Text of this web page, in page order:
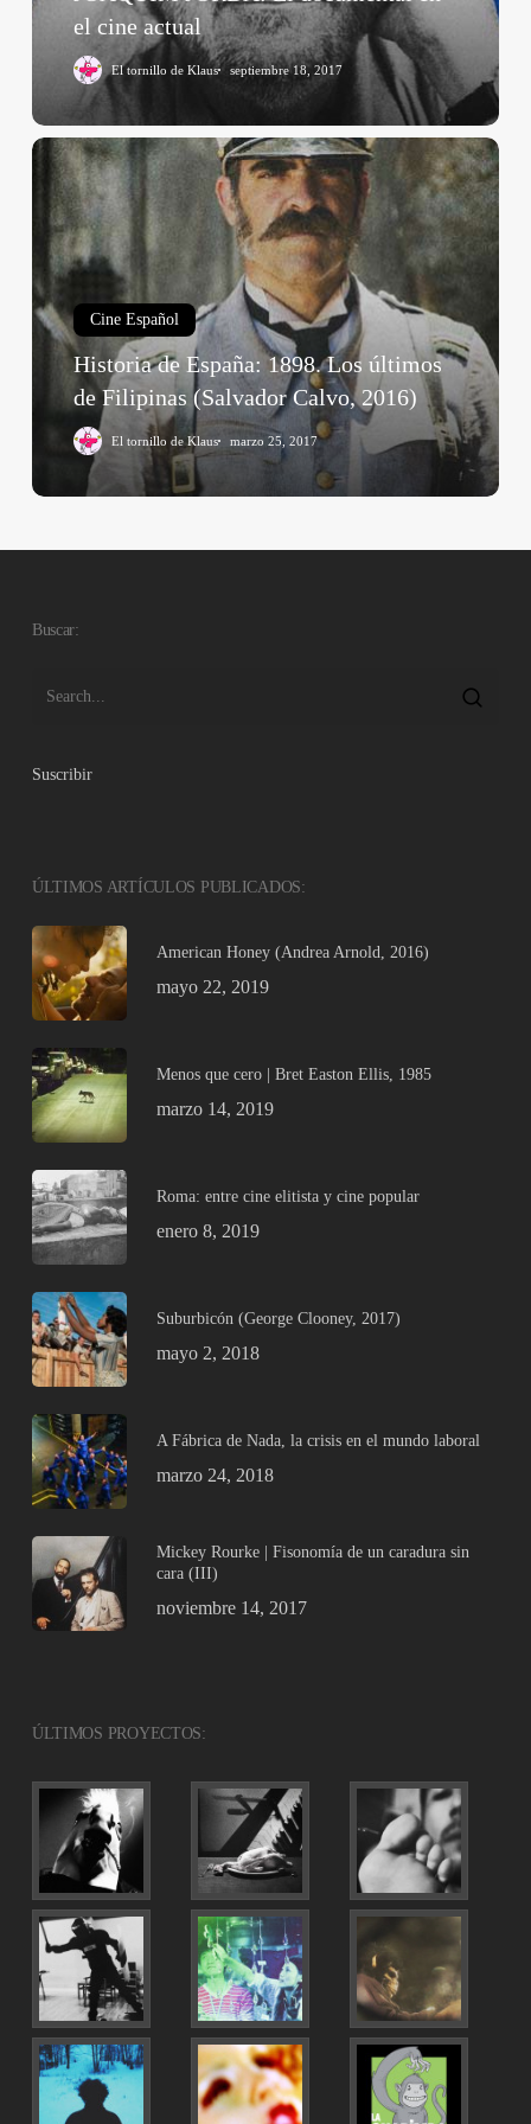
el cine actual
El tornillo de Klaus septiembre 18, 2017
Historia
España:
1898.
últimos
de
Filipinas
(Salvador
Calvo,
Cine Español
Historia de España: 1898. Los últimos
de Filipinas (Salvador Calvo, 2016)
El tornillo de Klaus marzo 25, 2017
Buscar:
Suscribir
ÚLTIMOS ARTÍCULOS PUBLICADOS:
American Honey (Andrea Arnold, 2016)
mayo 22, 2019
Menos que cero | Bret Easton Ellis, 1985
marzo 14, 2019
Roma: entre cine elitista y cine popular
enero 8, 2019
Suburbicón (George Clooney, 2017)
mayo 2, 2018
A Fábrica de Nada, la crisis en el mundo laboral
marzo 24, 2018
Mickey Rourke | Fisonomía de un caradura sin
cara (III)
noviembre 14, 2017
ÚLTIMOS PROYECTOS: